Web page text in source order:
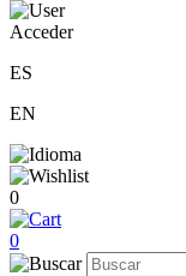
Acceder
ES
EN
0
0